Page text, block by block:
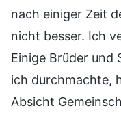
nach einiger Zeit
nicht besser. Ich
Einige Brüder und
ich durchmachte,
Absicht